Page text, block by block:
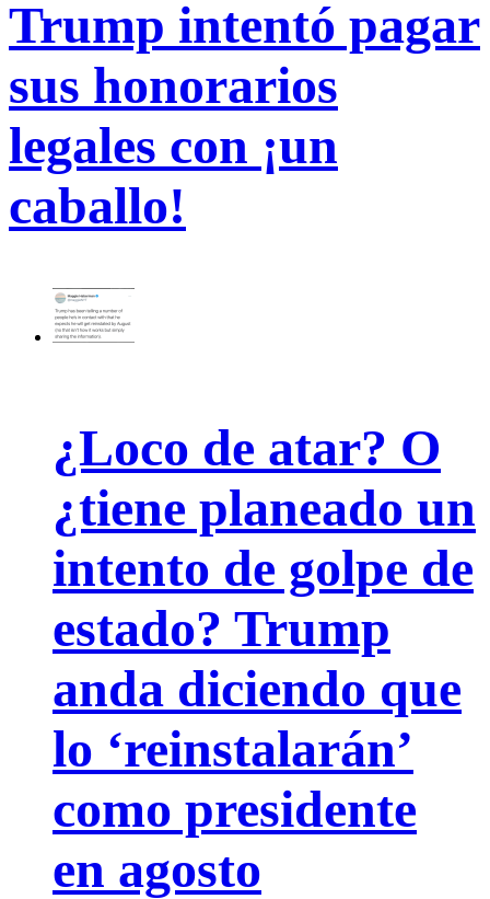
Trump intentó pagar
sus honorarios
legales con ¡un
caballo!
¿Loco de atar? O
¿tiene planeado un
intento de golpe de
estado? Trump
anda diciendo que
lo ‘reinstalarán’
como presidente
en agosto